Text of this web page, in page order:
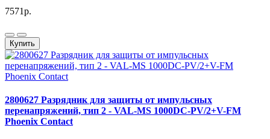
7571р.
Купить
2800627 Разрядник для защиты от импульсных
перенапряжений, тип 2 - VAL-MS 1000DC-PV/2+V-FM
Phoenix Contact